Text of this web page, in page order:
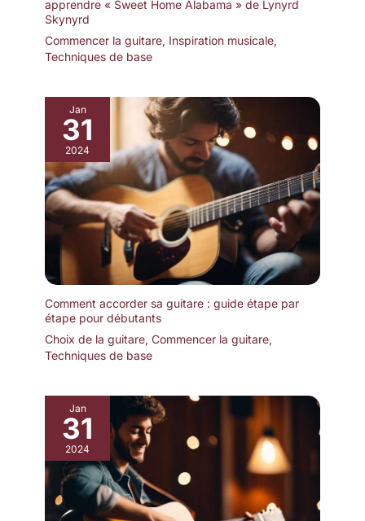
apprendre « Sweet Home Alabama » de Lynyrd
Skynyrd
Commencer la guitare, Inspiration musicale,
Techniques de base
Jan
31
2024
Comment accorder sa guitare : guide étape par
étape pour débutants
Choix de la guitare, Commencer la guitare,
Techniques de base
Jan
31
2024